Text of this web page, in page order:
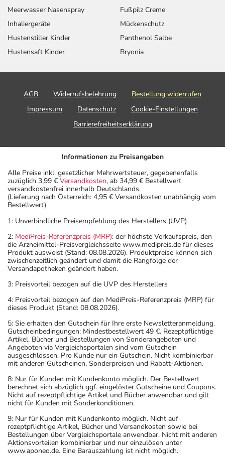
Meerwasser Nasenspray
Inhaliergeräte
Hustenstiller Kinder
Hustensaft Kinder
Fußpilz Creme
Mückenschutz
Panthenol Salbe
Bryonia
AGB Widerrufsbelehrung
Bestellung widerrufen
Impressum
Datenschutz
Cookie-Einstellungen
Barrierefreiheitserklärung
Informationen zu Preisangaben
Alle Preise inkl. gesetzlicher Mehrwertsteuer, gegebenenfalls
zuzüglich 3,99 € Versandkosten, ab 34,99 € Bestellwert
versandkostenfrei innerhalb Deutschlands.
(Lieferung nach Österreich: 4,95 € Versandkosten unabhängig vom
Bestellwert)
1: Unverbindliche Preisempfehlung des Herstellers (UVP)
2: MediPreis-Referenzpreis (MRP): der höchste Verkaufspreis, den
die Arzneimittel-Preisvergleichsseite www.medipreis.de für dieses
Produkt ausweist (Stand: 08.08.2026). Produktpreise können sich
zwischenzeitlich geändert und damit die Rangfolge der
Versandapotheken geändert haben.
3: Preisvorteil bezogen auf die UVP des Herstellers
4: Preisvorteil bezogen auf den MediPreis-Referenzpreis (MRP) für
dieses Produkt (Stand: 08.08.2026).
5: Sie erhalten den Gutschein für Ihre erste Newsletteranmeldung.
Gutscheinbedingungen: Mindestbestellwert 49 €. Rezeptpflichtige
Artikel, Bücher und Bestellungen von Sonderangeboten und
Angeboten via Vergleichsportalen sind vom Gutschein
ausgeschlossen. Pro Kunde nur ein Gutschein. Nicht kombinierbar
mit anderen Gutscheinen, Sonderpreisen und Rabatt-Aktionen.
8: Nur für Kunden mit Kundenkonto möglich. Der Bestellwert
berechnet sich abzüglich ggf. eingelöster Gutscheine und Coupons.
Nicht auf rezeptpflichtige Artikel und Bücher anwendbar und gilt
nicht für Kunden mit Sonderkonditionen.
9: Nur für Kunden mit Kundenkonto möglich. Nicht auf
rezeptpflichtige Artikel, Bücher und Versandkosten sowie bei
Bestellungen über Vergleichsportale anwendbar. Nicht mit anderen
Aktionsvorteilen kombinierbar und nur einzulösen unter
www.aponeo.de. Eine Barauszahlung ist nicht möglich.